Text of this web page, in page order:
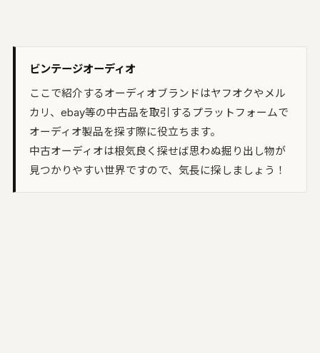
ビンテージオーディオ
ここで紹介するオーディオブランドはヤフオクやメル
カリ、ebay等の中古品を取引するプラットフォームで
オーディオ製品を探す際に役立ちます。
中古オーディオは根気良く探せば思わぬ掘り出し物が
見つかりやすい世界ですので、気長に探しましょう！